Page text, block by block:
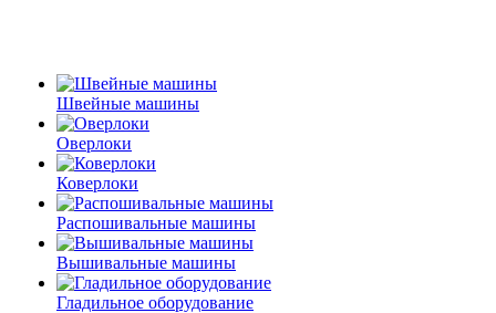
Швейные машины
Оверлоки
Коверлоки
Распошивальные машины
Вышивальные машины
Гладильное оборудование